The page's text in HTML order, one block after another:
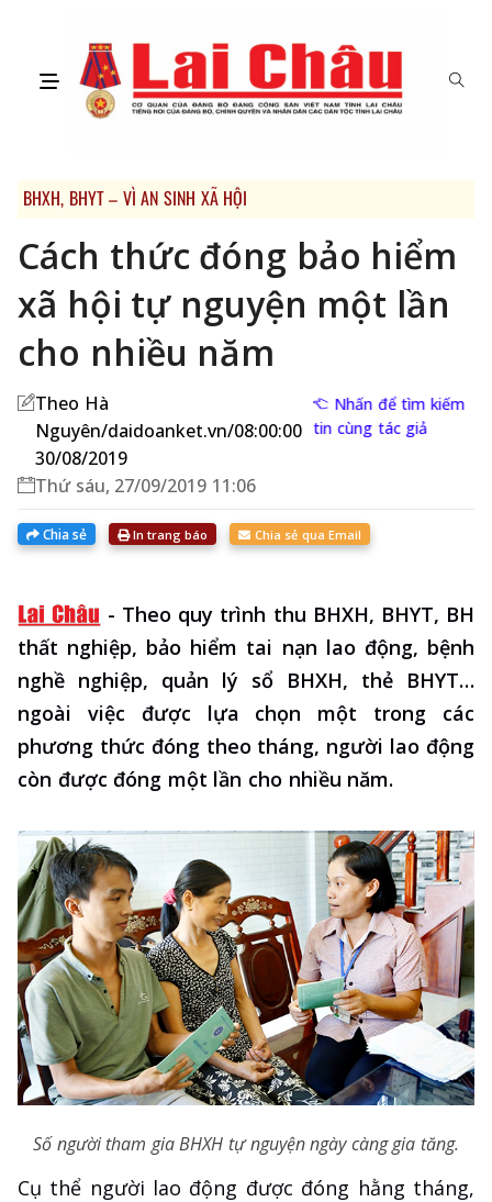
BHXH, BHYT – VÌ AN SINH XÃ HỘI
Cách thức đóng bảo hiểm
xã hội tự nguyện một lần
cho nhiều năm
Theo Hà
Nguyên/daidoanket.vn/08:00:00
30/08/2019
Nhấn để tìm kiếm
tin cùng tác giả
Thứ sáu, 27/09/2019 11:06
Chia sẻ In trang báo Chia sẻ qua Email
- Theo quy trình thu BHXH, BHYT, BH
thất nghiệp, bảo hiểm tai nạn lao động, bệnh
nghề nghiệp, quản lý sổ BHXH, thẻ BHYT…
ngoài việc được lựa chọn một trong các
phương thức đóng theo tháng, người lao động
còn được đóng một lần cho nhiều năm.
Số người tham gia BHXH tự nguyện ngày càng gia tăng.
Cụ thể người lao động được đóng hằng tháng,